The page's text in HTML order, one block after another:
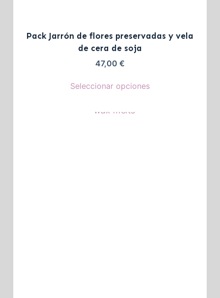
Pack Jarrón de flores preservadas y vela
de cera de soja
47,00 €
Seleccionar opciones